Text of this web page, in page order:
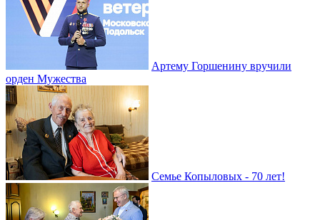
Артему Горшенину вручили
орден Мужества
Семье Копыловых - 70 лет!